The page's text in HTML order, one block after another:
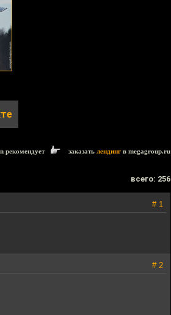
рекомендует заказать лендинг в megagroup.ru
всего: 256
# 1
# 2